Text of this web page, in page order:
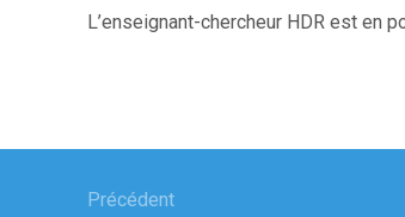
L’enseignant-chercheur HDR est en
Précédent